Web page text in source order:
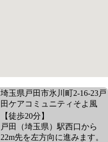
埼玉県戸田市氷川町2-16-23戸
田ケアコミュニティそよ風
【徒歩20分】
戸田（埼玉県）駅西口から
22m先を左方向に進みます。